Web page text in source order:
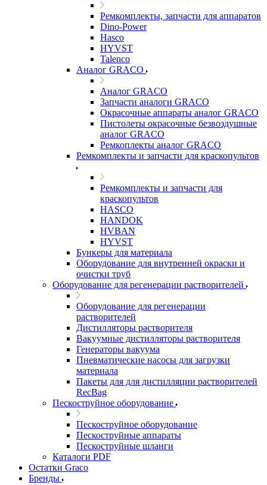
Ремкомплекты, запчасти для аппаратов
Dino-Power
Hasco
HYVST
Talenco
Аналог GRACO
Аналог GRACO
Запчасти аналоги GRACO
Окрасочные аппараты аналог GRACO
Пистолеты окрасочные безвоздушные
аналог GRACO
Ремкоплекты аналог GRACO
Ремкомплекты и запчасти для краскопультов
Ремкомплекты и запчасти для
краскопультов
HASCO
HANDOK
HVBAN
HYVST
Бункеры для материала
Оборудование для внутренней окраски и
очистки труб
Оборудование для регенерации растворителей
Оборудование для регенерации
растворителей
Дистилляторы растворителя
Вакуумные дистилляторы растворителя
Генераторы вакуума
Пневматические насосы для загрузки
материала
Пакеты для для дистилляции растворителей
RecBag
Пескоструйное оборудование
Пескоструйное оборудование
Пескоструйные аппараты
Пескоструйные шланги
Каталоги PDF
Остатки Graco
Бренды